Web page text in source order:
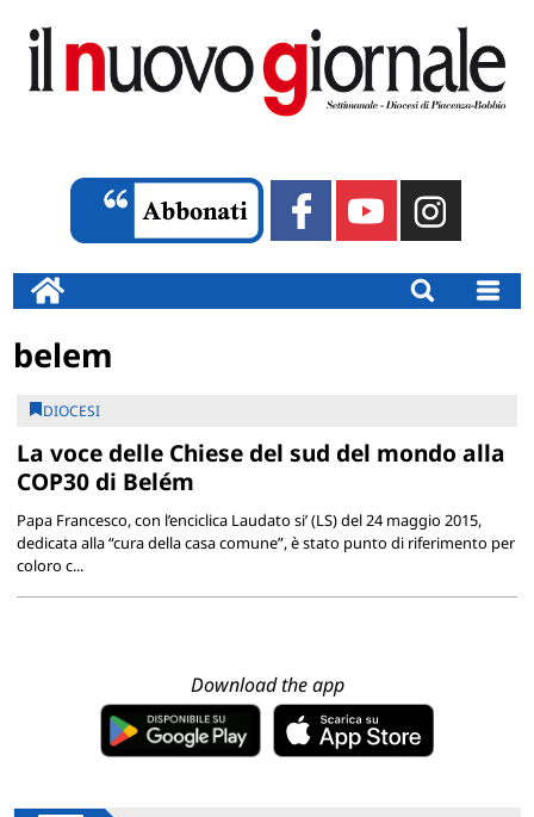
belem
DIOCESI
La voce delle Chiese del sud del mondo alla
COP30 di Belém
Papa Francesco, con l’enciclica Laudato si’ (LS) del 24 maggio 2015,
dedicata alla “cura della casa comune”, è stato punto di riferimento per
coloro c...
Download the app